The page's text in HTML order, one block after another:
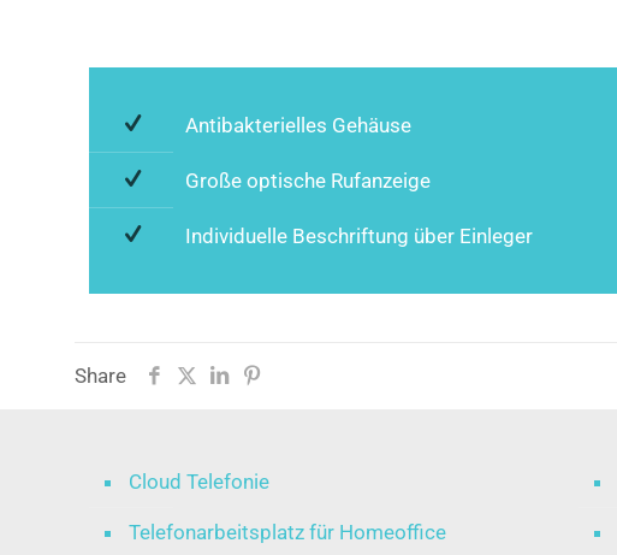
Antibakterielles Gehäuse
Große optische Rufanzeige
Individuelle Beschriftung über Einleger
Share
Cloud Telefonie
Telefonarbeitsplatz für Homeoffice